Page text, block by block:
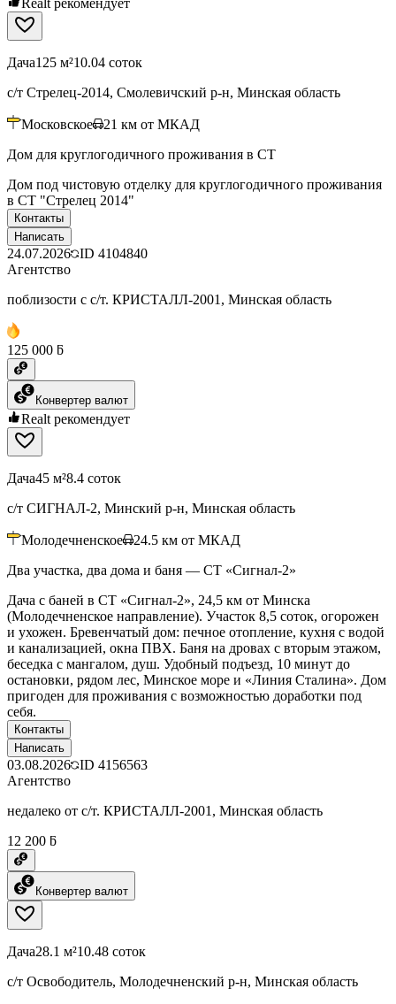
Realt рекомендует
Дача125 м²10.04 соток
с/т Стрелец-2014, Смолевичский р-н, Минская область
Московское 21 км от МКАД
Дом для круглогодичного проживания в СТ
Дом под чистовую отделку для круглогодичного проживания
в СТ "Стрелец 2014"
Контакты
Написать
24.07.2026 ID 4104840
Агентство
поблизости с с/т. КРИСТАЛЛ-2001, Минская область
125 000 ƃ
Конвертер валют
Realt рекомендует
Дача45 м²8.4 соток
с/т СИГНАЛ-2, Минский р-н, Минская область
Молодечненское 24.5 км от МКАД
Два участка, два дома и баня — СТ «Сигнал‑2»
Дача с баней в СТ «Сигнал-2», 24,5 км от Минска
(Молодечненское направление). Участок 8,5 соток, огорожен
и ухожен. Бревенчатый дом: печное отопление, кухня с водой
и канализацией, окна ПВХ. Баня на дровах с вторым этажом,
беседка с мангалом, душ. Удобный подъезд, 10 минут до
остановки, рядом лес, Минское море и «Линия Сталина». Дом
пригоден для проживания с возможностью доработки под
себя.
Контакты
Написать
03.08.2026 ID 4156563
Агентство
недалеко от с/т. КРИСТАЛЛ-2001, Минская область
12 200 ƃ
Конвертер валют
Дача28.1 м²10.48 соток
с/т Освободитель, Молодечненский р-н, Минская область